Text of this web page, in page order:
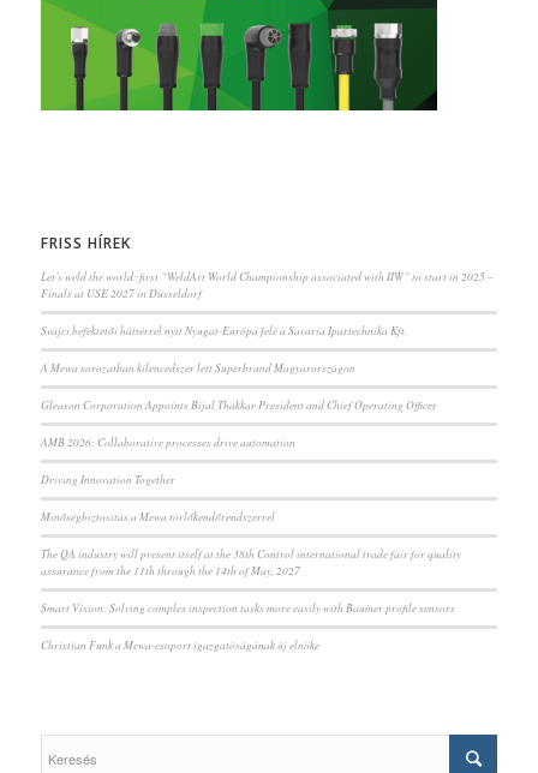
FRISS HÍREK
Let’s weld the world: first “WeldArt World Championship associated with IIW” to start in 2025 –
Finals at USE 2027 in Düsseldorf
Svájci befektetői háttérrel nyit Nyugat-Európa felé a Savaria Ipartechnika Kft.
A Mewa sorozatban kilencedszer lett Superbrand Magyarországon
Gleason Corporation Appoints Bijal Thakkar President and Chief Operating Officer
AMB 2026: Collaborative processes drive automation
Driving Innovation Together
Minőségbiztosítás a Mewa törlőkendőrendszerrel
The QA industry will present itself at the 38th Control international trade fair for quality
assurance from the 11th through the 14th of May, 2027
Smart Vision: Solving complex inspection tasks more easily with Baumer profile sensors
Christian Funk a Mewa-csoport igazgatóságának új elnöke